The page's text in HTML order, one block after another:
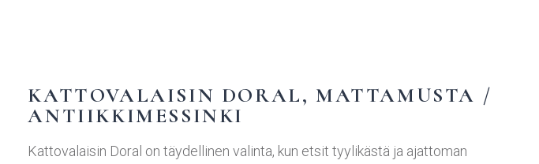
KATTOVALAISIN DORAL, MATTAMUSTA /
ANTIIKKIMESSINKI
Kattovalaisin Doral on täydellinen valinta, kun etsit tyylikästä ja ajattoman